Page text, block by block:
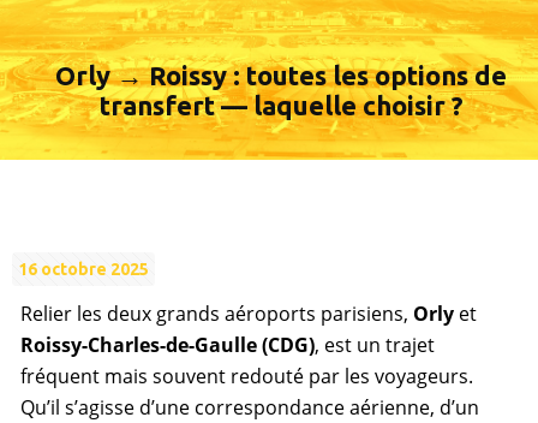
Orly → Roissy : toutes les options de
transfert — laquelle choisir ?
16 octobre 2025
Relier les deux grands aéroports parisiens, Orly et
Roissy-Charles-de-Gaulle (CDG), est un trajet
fréquent mais souvent redouté par les voyageurs.
Qu’il s’agisse d’une correspondance aérienne, d’un